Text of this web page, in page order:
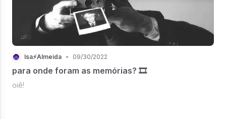
Isa⚡Almeida • 09/30/2022
para onde foram as memórias? 🎞
oiê!